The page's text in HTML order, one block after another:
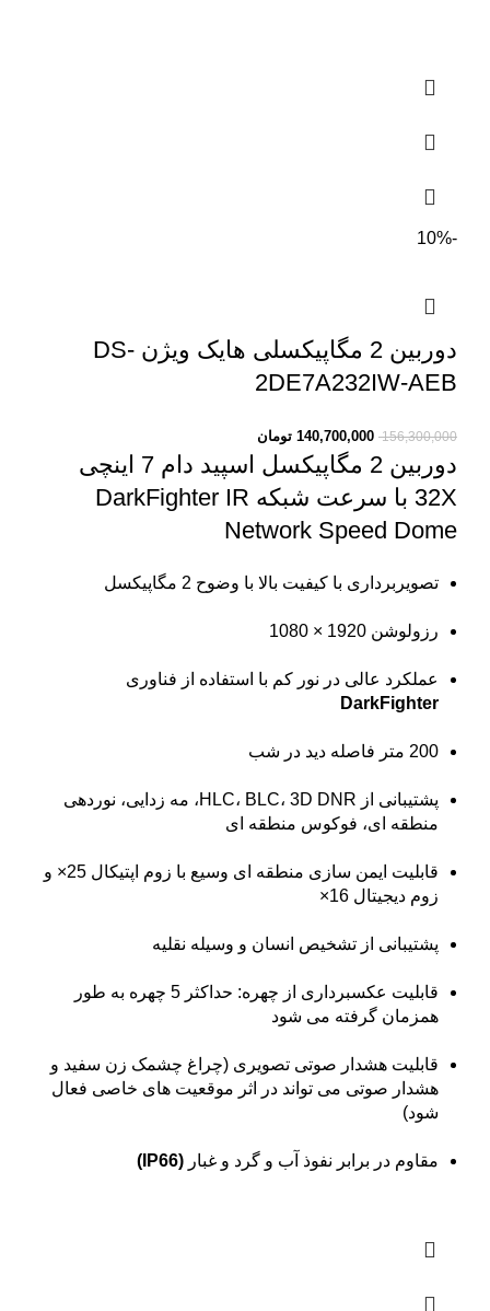
-10%
دوربین 2 مگاپیکسلی هایک ویژن DS-
2DE7A232IW-AEB
156,300,000
140,700,000 تومان
دوربین 2 مگاپیکسل اسپید دام
7 اینچی
32X با سرعت شبکه
DarkFighter IR
Network Speed Dome
تصویربرداری با کیفیت بالا با وضوح 2 مگاپیکسل
رزولوشن 1920 × 1080
عملکرد عالی در نور کم با استفاده از فناوری
DarkFighter
200 متر فاصله دید در شب
پشتیبانی از HLC، BLC، 3D DNR، مه زدایی، نوردهی
منطقه ای، فوکوس منطقه ای
قابلیت ایمن سازی منطقه ای وسیع با زوم اپتیکال 25× و
زوم دیجیتال 16×
پشتیبانی از تشخیص انسان و وسیله نقلیه
قابلیت عکسبرداری از چهره: حداکثر 5 چهره به طور
همزمان گرفته می شود
قابلیت هشدار صوتی تصویری (چراغ چشمک زن سفید و
هشدار صوتی می تواند در اثر موقعیت های خاصی فعال
شود)
مقاوم در برابر نفوذ آب و گرد و غبار (IP66)